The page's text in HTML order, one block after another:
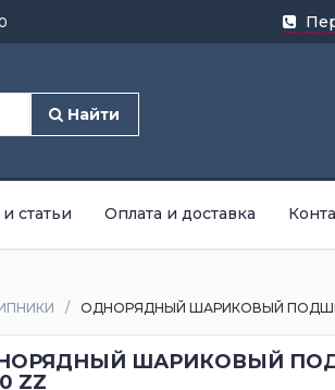
Найти
статьи Оплата и доставка
ОДНОРЯДНЫЙ ШАРИКОВЫЙ
ШАРИКОВЫЙ
ZZ